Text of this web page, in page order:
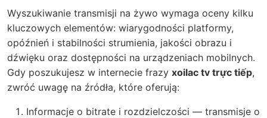
Wyszukiwanie transmisji na żywo wymaga oceny kilku
kluczowych elementów: wiarygodności platformy,
opóźnień i stabilności strumienia, jakości obrazu i
dźwięku oraz dostępności na urządzeniach mobilnych.
Gdy poszukujesz w internecie frazy xoilac tv trực tiếp,
zwróć uwagę na źródła, które oferują:
Informacje o bitrate i rozdzielczości — transmisje o